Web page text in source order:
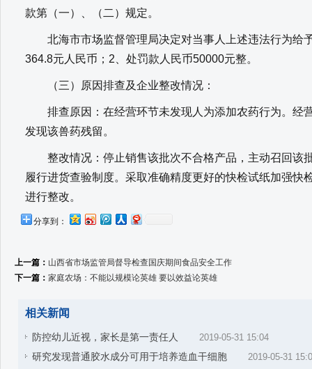
款第（一）、（二）规定。
北海市市场监督管理局决定对当事人上述违法行为给
364.8元人民币；2、处罚款人民币50000元整。
（三）原因排查及企业整改情况：
排查原因：在经营环节未发现人为添加农药行为。经
发现该兽药残留。
整改情况：停止销售该批次不合格产品，主动召回该
履行进货查验制度。采取准确精度更好的快检试纸加强快
进行整改。
分享到：
上一篇： 山西省市场监管局督导检查国庆期间食品安全工作
下一篇： 家庭农场：不能以规模论英雄 要以效益论英雄
相关新闻
防控幼儿近视，家长是第一责任人 2019-05-31 15:04
研究发现普通胶水成分可用于培养造血干细胞 2019-05-31